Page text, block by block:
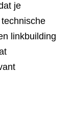
je
linkbuilding